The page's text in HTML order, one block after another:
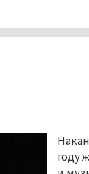
году